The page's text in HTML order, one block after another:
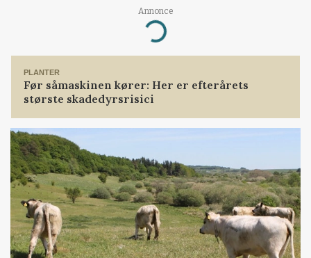
Annonce
Loading...
PLANTER
Før såmaskinen kører: Her er efterårets
største skadedyrsrisici